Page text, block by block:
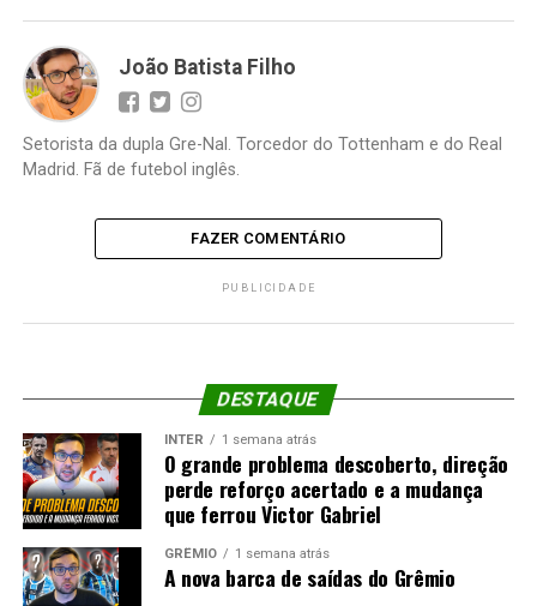
João Batista Filho
Setorista da dupla Gre-Nal. Torcedor do Tottenham e do Real
Madrid. Fã de futebol inglês.
FAZER COMENTÁRIO
PUBLICIDADE
DESTAQUE
INTER 1 semana atrás
O grande problema descoberto, direção
perde reforço acertado e a mudança
que ferrou Victor Gabriel
GRÊMIO 1 semana atrás
A nova barca de saídas do Grêmio